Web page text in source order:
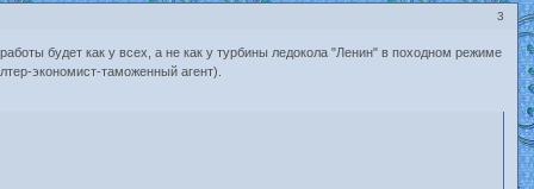
3
будет как у всех, а не как у турбины ледокола "Ленин" в походном режиме
экономист-таможенный агент).